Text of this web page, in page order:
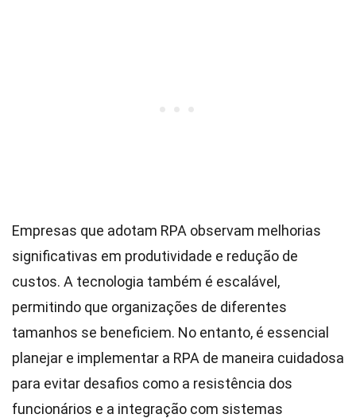
Empresas que adotam RPA observam melhorias
significativas em produtividade e redução de
custos. A tecnologia também é escalável,
permitindo que organizações de diferentes
tamanhos se beneficiem. No entanto, é essencial
planejar e implementar a RPA de maneira cuidadosa
para evitar desafios como a resistência dos
funcionários e a integração com sistemas